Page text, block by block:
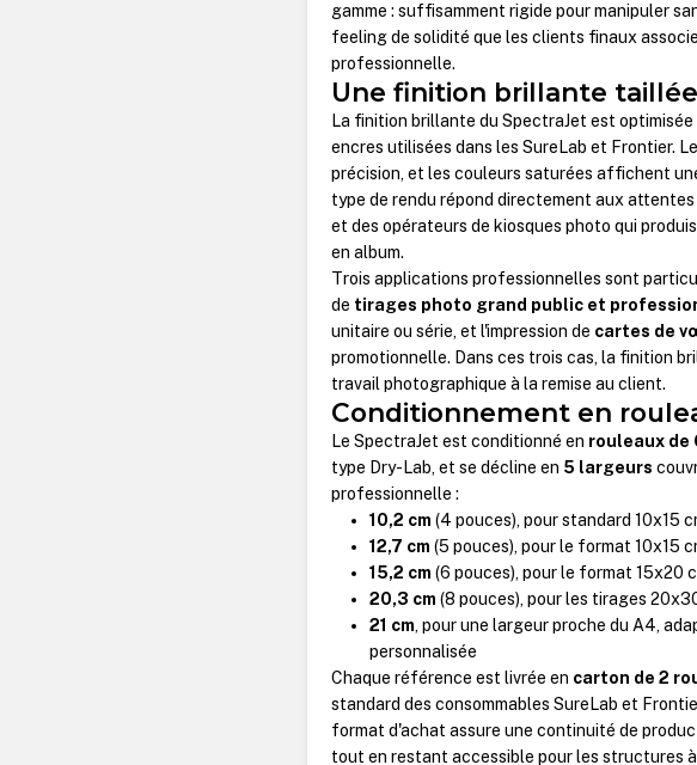
gamme : suffisamment rigide pour manipuler
feeling de solidité que les clients finaux
professionnelle.
Une finition brillante
La finition brillante du SpectraJet est
encres utilisées dans les SureLab et Frontier.
précision, et les couleurs saturées affichent
type de rendu répond directement aux
et des opérateurs de kiosques photo qui
en album.
Trois applications professionnelles sont
de tirages photo grand public et
unitaire ou série, et l'impression de cartes de
promotionnelle. Dans ces trois cas, la finition
travail photographique à la remise au client.
Conditionnement en
Le SpectraJet est conditionné en rouleaux de
type Dry-Lab, et se décline en 5 largeurs
professionnelle :
10,2 cm (4 pouces), pour standard 10x15
12,7 cm (5 pouces), pour le format 10x15
15,2 cm (6 pouces), pour le format 15x20
20,3 cm (8 pouces), pour les tirages
21 cm, pour une largeur proche du A4,
personnalisée
Chaque référence est livrée en carton de 2
standard des consommables SureLab et
format d'achat assure une continuité de
tout en restant accessible pour les structures à